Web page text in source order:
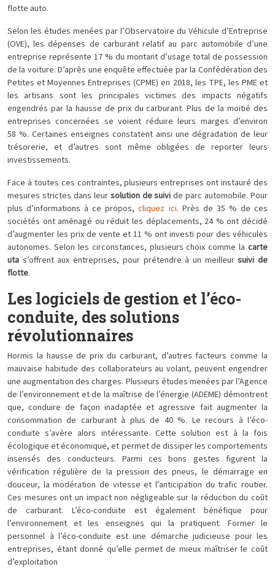
flotte auto.
Selon les études menées par l’Observatoire du Véhicule d’Entreprise
(OVE), les dépenses de carburant relatif au parc automobile d’une
entreprise représente 17 % du montant d’usage total de possession
de la voiture. D’après une enquête effectuée par la Confédération des
Petites et Moyennes Entreprises (CPME) en 2018, les TPE, les PME et
les artisans sont les principales victimes des impacts négatifs
engendrés par la hausse de prix du carburant. Plus de la moitié des
entreprises concernées se voient réduire leurs marges d’environ
58 %. Certaines enseignes constatent ainsi une dégradation de leur
trésorerie, et d’autres sont même obligées de reporter leurs
investissements.
Face à toutes ces contraintes, plusieurs entreprises ont instauré des
mesures strictes dans leur solution de suivi de parc automobile. Pour
plus d’informations à ce propos,cliquez ici. Près de 35 % de ces
sociétés ont aménagé ou réduit les déplacements, 24 % ont décidé
d’augmenter les prix de vente et 11 % ont investi pour des véhicules
autonomes. Selon les circonstances, plusieurs choix comme la carte
uta s’offrent aux entreprises, pour prétendre à un meilleursuivi de
flotte.
Les logiciels de gestion et l’éco-
conduite, des solutions
révolutionnaires
Hormis la hausse de prix du carburant, d’autres facteurs comme la
mauvaise habitude des collaborateurs au volant, peuvent engendrer
une augmentation des charges. Plusieurs études menées par l’Agence
de l’environnement et de la maîtrise de l’énergie (ADEME) démontrent
que, conduire de façon inadaptée et agressive fait augmenter la
consommation de carburant à plus de 40 %. Le recours à l’éco-
conduite s’avère alors intéressante. Cette solution est à la fois
écologique et économique, et permet de dissiper les comportements
insensés des conducteurs. Parmi ces bons gestes figurent la
vérification régulière de la pression des pneus, le démarrage en
douceur, la modération de vitesse et l’anticipation du trafic routier.
Ces mesures ont un impact non négligeable sur la réduction du coût
de carburant. L’éco-conduite est également bénéfique pour
l’environnement et les enseignes qui la pratiquent. Former le
personnel à l’éco-conduite est une démarche judicieuse pour les
entreprises, étant donné qu’elle permet de mieux maîtriser le coût
d’exploitation